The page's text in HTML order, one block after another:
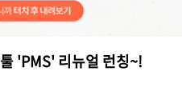
'PMS' 리뉴얼 런칭~!